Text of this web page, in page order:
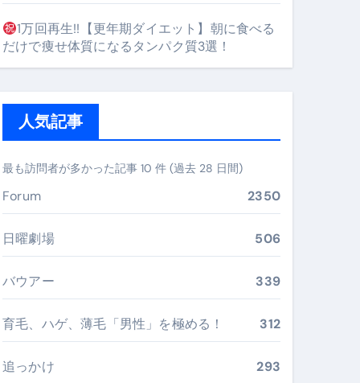
るのが独自ドメイン
安で手に入れる方法
イド
実践大全
。いま選ばれている新定番ドメイン
レ #美容 #健康 #雑学 #ナレーター #小林将大
#美容 #健康 #雑学 #ナレーター #小林将大
レ #美容 #健康 #雑学 #ナレーター #小林将大
1万回再生!!【更年期ダイエット】朝に食べる
だけで痩せ体質になるタンパク質3選！
人気記事
最も訪問者が多かった記事 10 件 (過去 28 日間)
Forum 2350
日曜劇場 506
バウアー 339
育毛、ハゲ、薄毛「男性」を極める！ 312
追っかけ 293